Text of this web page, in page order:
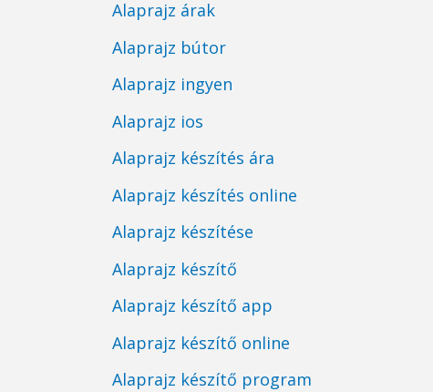
Alaprajz árak
Alaprajz bútor
Alaprajz ingyen
Alaprajz ios
Alaprajz készítés ára
Alaprajz készítés online
Alaprajz készítése
Alaprajz készítő
Alaprajz készítő app
Alaprajz készítő online
Alaprajz készítő program